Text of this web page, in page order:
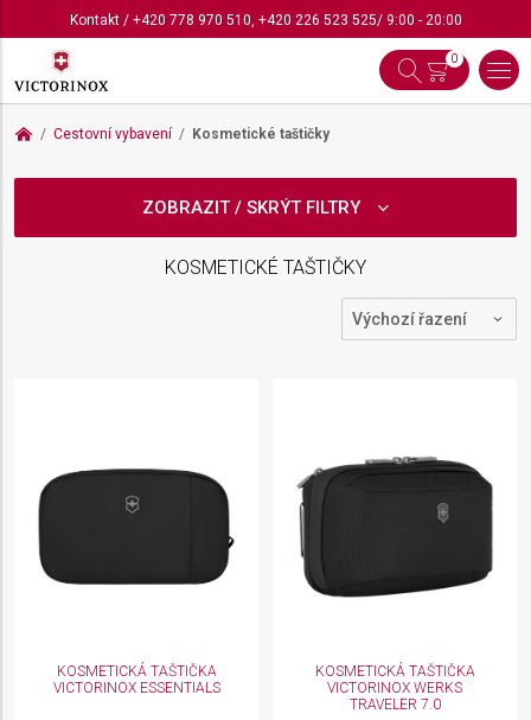
Kontakt/ +420 778 970 510, +420 226 523 525/ 9:00 - 20:00
0
Cestovní vybavení Kosmetické taštičky
ZOBRAZIT / SKRÝT FILTRY
KOSMETICKÉ TAŠTIČKY
KOSMETICKÁ TAŠTIČKA
VICTORINOX ESSENTIALS
KOSMETICKÁ TAŠTIČKA
VICTORINOX WERKS
TRAVELER 7.0